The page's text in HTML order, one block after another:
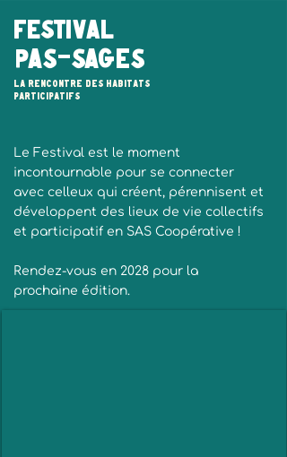
FESTIVAL
PAS-SAGES
La rencontre des habitats
participatifs
Le Festival est le moment
incontournable pour se connecter
avec celleux qui créent, pérennisent et
développent des lieux de vie collectifs
et participatif en SAS Coopérative !
Rendez-vous en 2028 pour la
prochaine édition.